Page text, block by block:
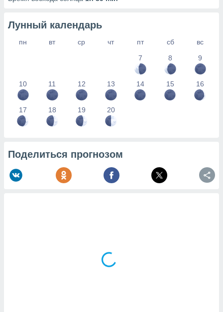
Лунный календарь
пн вт ср чт пт сб
вс
7
8 9
10 11 12 13 14 15 16
17 18 19 20
Поделиться прогнозом